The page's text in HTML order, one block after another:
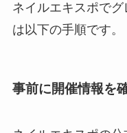
ネイルエキスポで
は以下の手順です。
事前に開催情報を